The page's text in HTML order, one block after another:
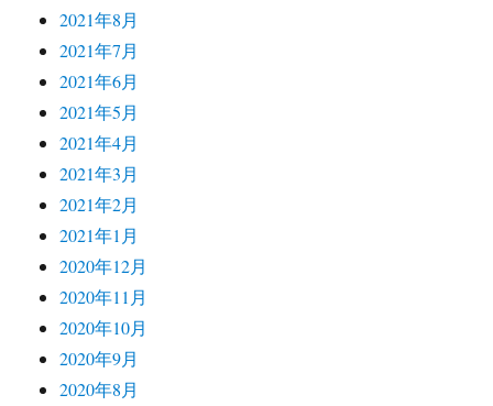
2021年8月
2021年7月
2021年6月
2021年5月
2021年4月
2021年3月
2021年2月
2021年1月
2020年12月
2020年11月
2020年10月
2020年9月
2020年8月